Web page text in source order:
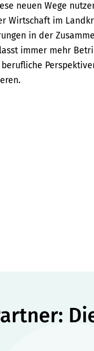
neuen Wege
Wirtschaft im
in der
immer mehr